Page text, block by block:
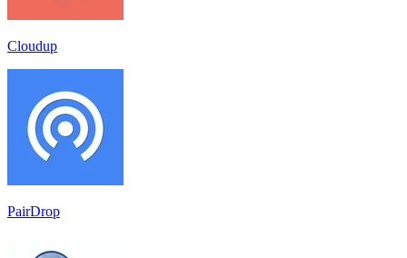
Cloudup
PairDrop